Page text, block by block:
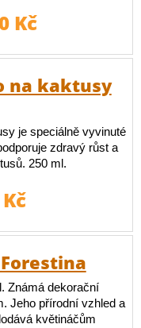
Kč
na kaktusy
je speciálně vyvinuté
zdravý růst a
250 ml.
Známá dekorační
Jeho přírodní vzhled a
květináčům